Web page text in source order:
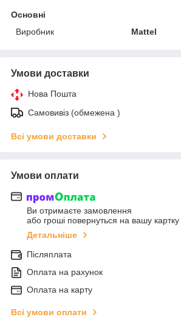
Основні
Виробник
Mattel
Умови доставки
Нова Пошта
Самовивіз (обмежена )
Всі умови доставки
Умови оплати
Ви отримаєте замовлення
або гроші повернуться на вашу картку
Детальніше
Післяплата
Оплата на рахунок
Оплата на карту
Всі умови оплати